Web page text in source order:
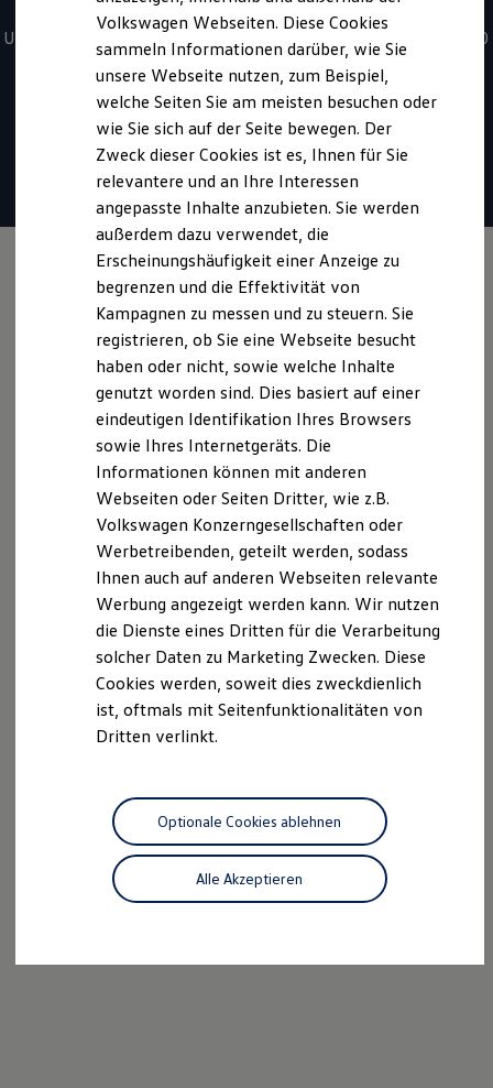
Connect Pro
Fleet Interface Data
Multistop Pathfinder
Übersicht Software Updates
Hilfreiches für Besitzer
Fahrerassistenz- und Sicherheitssysteme
Kontrollleuchten
Kurzfahrprofile und Ölverdünnung
XTL-Dieselkraftstoff
Ersatzteile und Betriebsflüssigkeiten
Original Zubehör und Lifestyle Produkte
myVolkswagen
myVolkswagen Business
Elektrisch & Autonom
Elektro - & Hybridfahrzeuge
Unser Ansatz
Klimafreundlicher Strom
Reichweite & Ladelösungen
Reichweitensimulator
Ladezeitensimulator
Ladelösungen für Privatkunden
Ladelösungen für Gewerbekunden
Wallbox und Ladekabel
Förderung & Kosten der Elektrofahrzeuge
Fördermöglichkeiten für Privatkunden
Fördermöglichkeiten für Gewerbekunden
Autonomes Fahren
Mehr zum ID. Buzz
Online Beratung
California Club
California Magazin & Ratgeber
Vanlife
California App
California Lifestyle & Zubehör
Übernachten im California
Unternehmen
Karriere
Nachhaltigkeit
Sie haben Fragen zur Nutzfahrzeugsuche? Rufen Sie uns an!
Unsere kostenfreien Servicezeiten für Sie sind täglich von 08:00
- 20:00 Uhr.
* Für Anrufer sind Gespräche unter 0800-Rufnummern stets
kostenlos. Alle anfallenden Gebühren trägt Volkswagen
Mail verfassen
Volkswagen Webseiten. Diese Cookies
sammeln Informationen darüber, wie Sie
unsere Webseite nutzen, zum Beispiel,
welche Seiten Sie am meisten besuchen oder
wie Sie sich auf der Seite bewegen. Der
Zweck dieser Cookies ist es, Ihnen für Sie
relevantere und an Ihre Interessen
angepasste Inhalte anzubieten. Sie werden
außerdem dazu verwendet, die
Erscheinungshäufigkeit einer Anzeige zu
begrenzen und die Effektivität von
Kampagnen zu messen und zu steuern. Sie
registrieren, ob Sie eine Webseite besucht
haben oder nicht, sowie welche Inhalte
genutzt worden sind. Dies basiert auf einer
eindeutigen Identifikation Ihres Browsers
sowie Ihres Internetgeräts. Die
Informationen können mit anderen
Webseiten oder Seiten Dritter, wie z.B.
Volkswagen Konzerngesellschaften oder
Werbetreibenden, geteilt werden, sodass
Ihnen auch auf anderen Webseiten relevante
Werbung angezeigt werden kann. Wir nutzen
die Dienste eines Dritten für die Verarbeitung
solcher Daten zu Marketing Zwecken. Diese
Cookies werden, soweit dies zweckdienlich
ist, oftmals mit Seitenfunktionalitäten von
Dritten verlinkt.
Alle Akzeptieren
Optionale Cookies ablehnen